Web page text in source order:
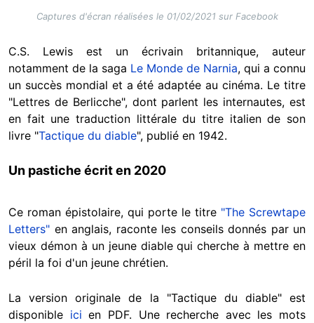
Captures d'écran réalisées le 01/02/2021 sur Facebook
C.S. Lewis est un écrivain britannique, auteur
notamment de la saga Le Monde de Narnia, qui a connu
un succès mondial et a été adaptée au cinéma. Le titre
"Lettres de Berlicche", dont parlent les internautes, est
en fait une traduction littérale du titre italien de son
livre "Tactique du diable", publié en 1942.
Un pastiche écrit en 2020
Ce roman épistolaire, qui porte le titre "The Screwtape
Letters" en anglais, raconte les conseils donnés par un
vieux démon à un jeune diable qui cherche à mettre en
péril la foi d'un jeune chrétien.
La version originale de la "Tactique du diable" est
disponible ici en PDF. Une recherche avec les mots